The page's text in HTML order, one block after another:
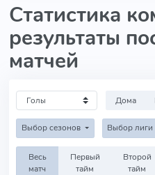
Статистика
результаты
матчей
Дома
Выбор сезонов Выбор лиги
Весь
матч
Первый
тайм
Второй
тайм